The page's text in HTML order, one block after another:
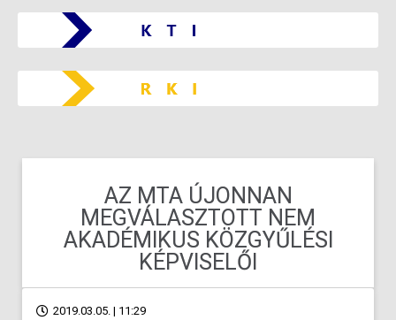
AZ MTA ÚJONNAN
MEGVÁLASZTOTT NEM
AKADÉMIKUS KÖZGYŰLÉSI
KÉPVISELŐI
2019.03.05. | 11:29